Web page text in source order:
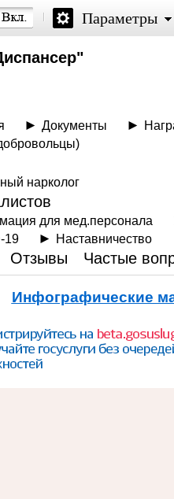
Параметры
Документы
нарколог
для мед.персонала
19 Наставничество
Отзывы Частые
Инфографические